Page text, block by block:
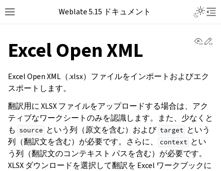
Weblate 5.15 ドキュメント
Excel Open XML
Excel Open XML（.xlsx）ファイルをインポートおよびエク
スポートします。
翻訳用に XLSX ファイルをアップロードする場合は、アク
ティブなワークシートのみを認識します。また、少なくと
も source という列（原文を含む）および target という
列（翻訳文を含む）が必要です。さらに、
context とい
う列（翻訳文のコンテキスト パスを含む）が必要です。
XLSX ダウンロードを選択して翻訳を Excel ワークブックに